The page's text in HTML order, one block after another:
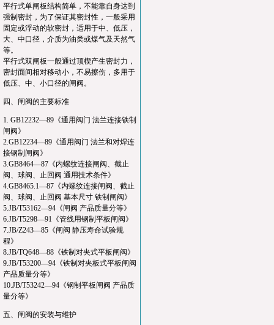
平行式单闸板结构简单，不能靠自身达到
强制密封，为了保证其密封性，一般采用
固定或浮动的软密封，适用于中、低压，
大、中口径，介质为油类或煤气及天然气
等。
平行式双闸板一般通过顶楔产生密封力，
密封面间相对移动小，不易擦伤，多用于
低压、中、小口径的闸阀。
四、闸阀的主要标准
1. GB12232—89《通用阀门 法兰连接铁制
闸阀》
2.GB12234—89《通用阀门 法兰和对焊连
接钢制闸阀》
3.GB8464—87《内螺纹连接闸阀、截止
阀、球阀、止回阀 通用技术条件》
4.GB8465.1—87《内螺纹连接闸阀、截止
阀、球阀、止回阀 基本尺寸 铁制闸阀》
5.JB/T53162—94《闸阀 产品质量分等》
6.JB/T5298—91《管线用钢制平板闸阀》
7.JB/Z243—85《闸阀 静压寿命试验规
程》
8.JB/TQ648—88《铁制对夹式平板闸阀》
9.JB/T53200—94《铁制对夹板式平板闸阀
产品质量分等》
10.JB/T53242—94《钢制平板闸阀 产品质
量分等》
五、闸阀的安装与维护